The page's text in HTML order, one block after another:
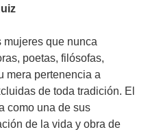
mujeres que nunca
poetas, filósofas,
mera pertenencia a
de toda tradición. El
como una de sus
de la vida y obra de